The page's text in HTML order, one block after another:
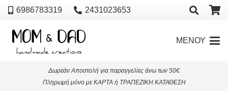
6986783319 2431023653
ΜΕΝΟΥ
Δωρεάν Αποστολή για παραγγελίες άνω των 50€
Πληρωμή μόνο με ΚΑΡΤΑ ή ΤΡΑΠΕΖΙΚΗ ΚΑΤΑΘΕΣΗ